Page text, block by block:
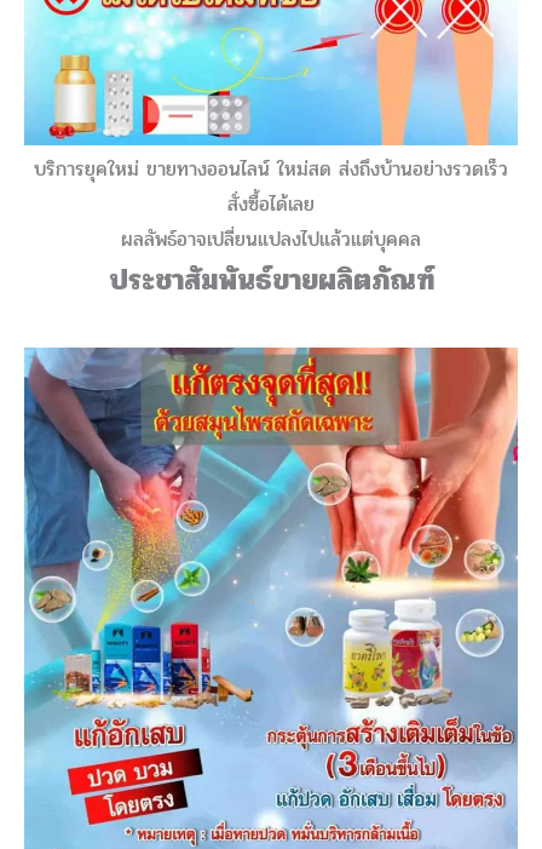
บริการยุคใหม่ ขายทางออนไลน์ ใหม่สด ส่งถึงบ้านอย่างรวดเร็ว
สั่งซื้อได้เลย
ผลลัพธ์อาจเปลี่ยนแปลงไปแล้วแต่บุคคล
ประชาสัมพันธ์ขายผลิตภัณฑ์